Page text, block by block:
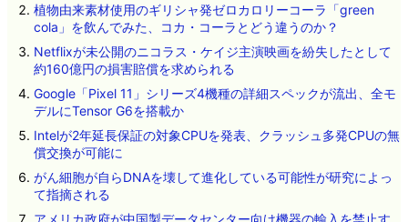
植物由来素材使用のギリシャ発ゼロカロリーコーラ「green
cola」を飲んでみた、コカ・コーラとどう違うのか？
Netflixが未公開のニコラス・ケイジ主演映画を紛失したとして
約160億円の損害賠償を求められる
Google「Pixel 11」シリーズ4機種の詳細スペックが流出、全モ
デルにTensor G6を搭載か
Intelが2年延長保証の対象CPUを発表、クラッシュ多発CPUの無
償交換が可能に
がん細胞が自らDNAを壊して進化している可能性が研究によっ
て指摘される
アメリカ政府が中国製データセンター向け機器の輸入を禁止す